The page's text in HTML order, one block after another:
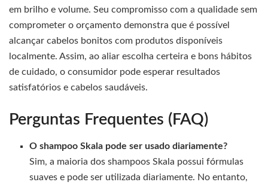
em brilho e volume. Seu compromisso com a qualidade sem
comprometer o orçamento demonstra que é possível
alcançar cabelos bonitos com produtos disponíveis
localmente. Assim, ao aliar escolha certeira e bons hábitos
de cuidado, o consumidor pode esperar resultados
satisfatórios e cabelos saudáveis.
Perguntas Frequentes (FAQ)
O shampoo Skala pode ser usado diariamente?
Sim, a maioria dos shampoos Skala possui fórmulas
suaves e pode ser utilizada diariamente. No entanto,